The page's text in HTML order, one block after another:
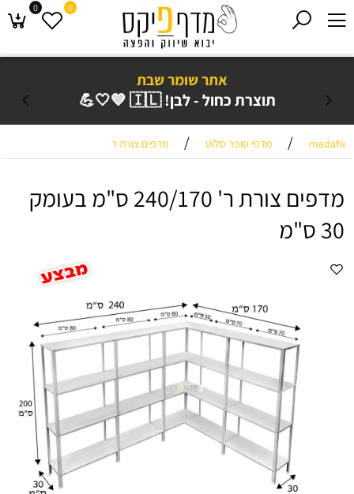
אתר שומר שבת
תוצרת כחול - לבן! 🇮🇱 💙🤍💪
0 0
madafix
/ מדפי סופר סלוט / מדפים צורת ר
מדפים צורת ר' 240/170 ס"מ בעומק
30 ס"מ